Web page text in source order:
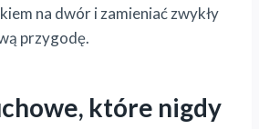
na dwór i zamieniać zwykły
przygodę.
które nigdy